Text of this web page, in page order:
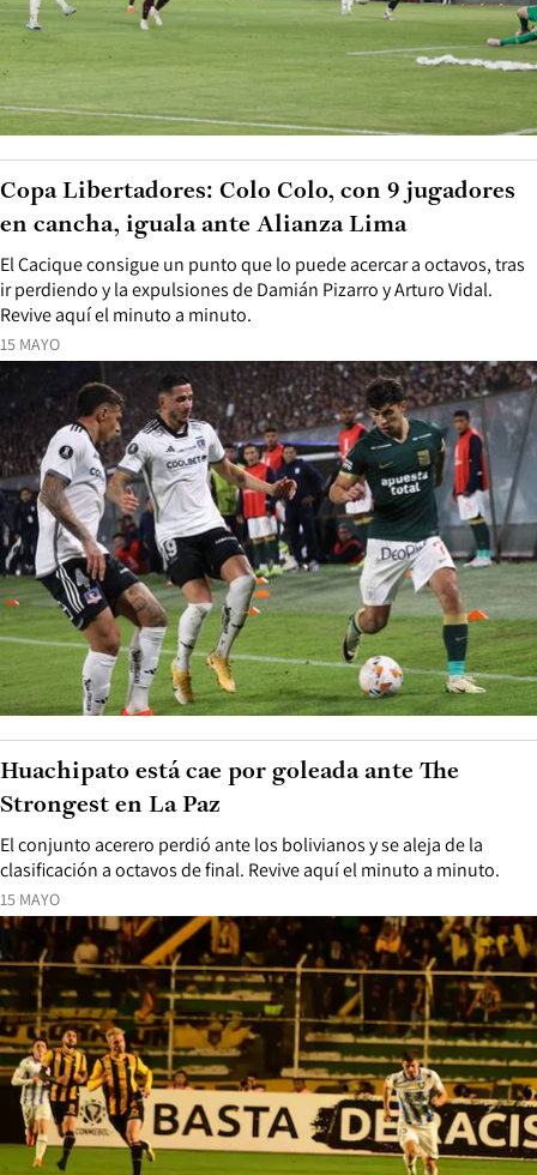
15 MAYO
El Cacique consigue un punto que lo puede acercar a octavos, tras
ir perdiendo y la expulsiones de Damián Pizarro y Arturo Vidal.
Revive aquí el minuto a minuto.
Copa Libertadores: Colo Colo, con 9 jugadores
en cancha, iguala ante Alianza Lima
15 MAYO
El conjunto acerero perdió ante los bolivianos y se aleja de la
clasificación a octavos de final. Revive aquí el minuto a minuto.
Huachipato está cae por goleada ante The
Strongest en La Paz